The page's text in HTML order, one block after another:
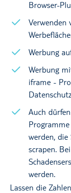
Browser-
Werbung
Werbung
iframe -
Auch
werden,
scrapen.
werden.
Lassen die